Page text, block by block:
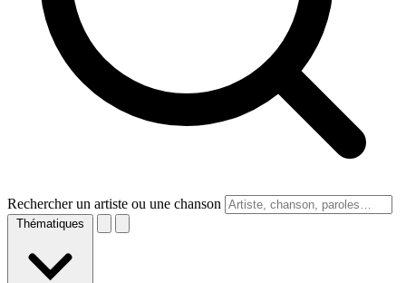
Rechercher un artiste ou une chanson
Thématiques